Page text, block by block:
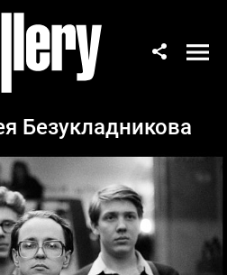
Безукладникова